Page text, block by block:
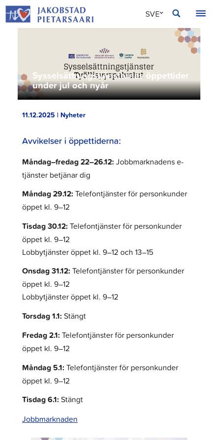
Hoppa
till
innehållet
SVE
ENG
Sysselsättningstjänsternas öppettider
under jul och nyår
11.12.2025 | Nyheter
Avvikelser i öppettiderna:
Måndag–fredag 22–26.12:Jobbmarknadens e-
tjänster betjänar dig
Måndag 29.12:Telefontjänster för personkunder
öppet kl. 9–12
Tisdag 30.12:Telefontjänster för personkunder
öppet kl. 9–12
Lobbytjänster öppet kl. 9–12 och 13–15
Onsdag 31.12:Telefontjänster för personkunder
öppet kl. 9–12
Lobbytjänster öppet kl. 9–12
Torsdag 1.1: Stängt
Fredag 2.1:Telefontjänster för personkunder
öppet kl. 9–12
Måndag 5.1:Telefontjänster för personkunder
öppet kl. 9–12
Tisdag 6.1: Stängt
Jobbmarknaden